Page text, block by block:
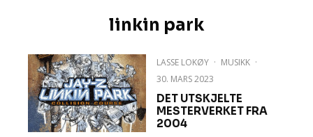
linkin park
LASSE LOKØY · MUSIKK ·
30. MARS 2023
DET UTSKJELTE
MESTERVERKET FRA
2004